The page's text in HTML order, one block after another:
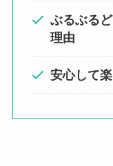
ぶるぶる
理由
安心して